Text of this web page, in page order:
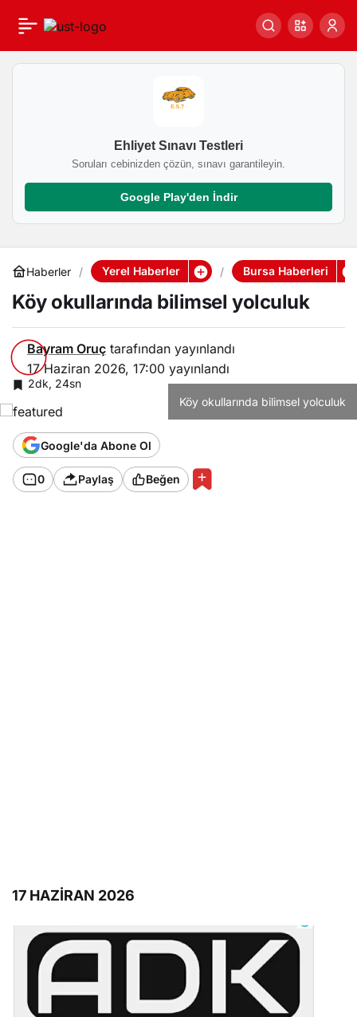
Ehliyet Sınavı Testleri
Soruları cebinizden çözün, sınavı garantileyin.
Google Play'den İndir
Haberler Yerel Haberler Bursa Haberleri
Köy okullarında bilimsel yolculuk
Bayram Oruç tarafından yayınlandı
17 Haziran 2026, 17:00 yayınlandı
2dk, 24sn
Köy okullarında bilimsel yolculuk
Google'da Abone Ol
0 Paylaş Beğen
17 HAZİRAN 2026
Köy okullarında bilimsel
yolculuk
0